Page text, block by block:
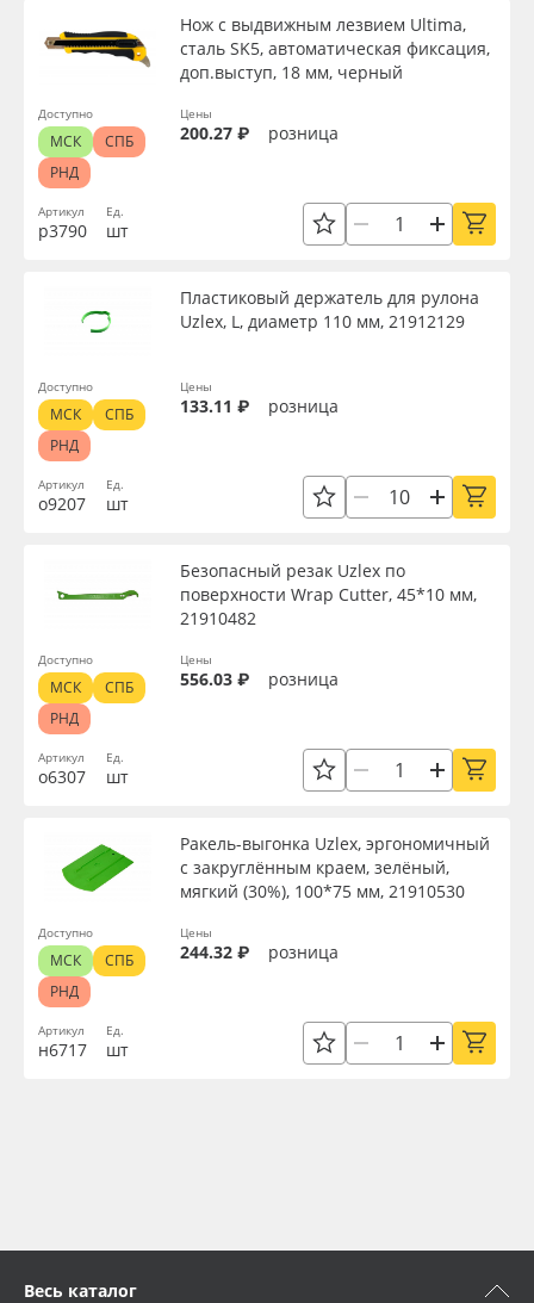
Артикул
р3790
Нож с выдвижным лезвием Ultima,
сталь SK5, автоматическая фиксация,
доп.выступ, 18 мм, черный
Ед.
шт
Цены
200.27 ₽ розница
Доступно
МСК
СПБ
РНД
Артикул
о9207
Пластиковый держатель для рулона
Uzlex, L, диаметр 110 мм, 21912129
Ед.
шт
Цены
133.11 ₽ розница
Доступно
МСК
СПБ
РНД
Артикул
о6307
Безопасный резак Uzlex по
поверхности Wrap Cutter, 45*10 мм,
21910482
Ед.
шт
Цены
556.03 ₽ розница
Доступно
МСК
СПБ
РНД
Артикул
н6717
Ракель-выгонка Uzlex, эргономичный
с закруглённым краем, зелёный,
мягкий (30%), 100*75 мм, 21910530
Ед.
шт
Цены
244.32 ₽ розница
Доступно
МСК
СПБ
РНД
Весь каталог